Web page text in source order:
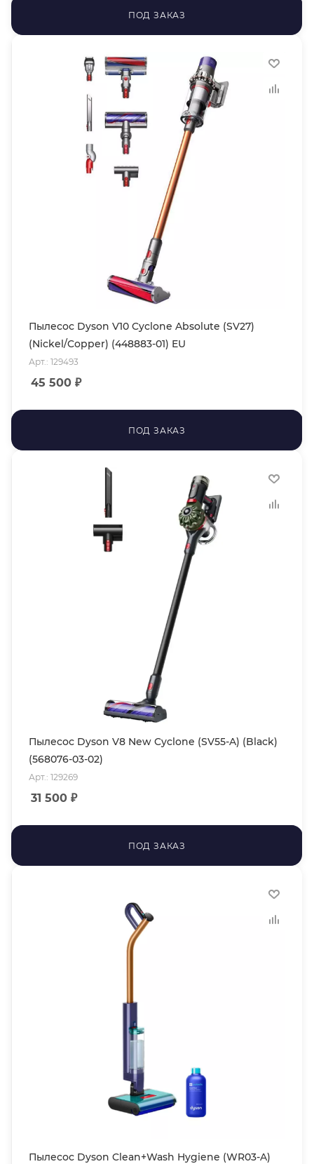
ПОД ЗАКАЗ
Пылесос Dyson V10 Cyclone Absolute (SV27)
(Nickel/Copper) (448883-01) EU
Арт.: 129493
45 500 ₽
ПОД ЗАКАЗ
Пылесос Dyson V8 New Cyclone (SV55-A) (Black)
(568076-03-02)
Арт.: 129269
31 500 ₽
ПОД ЗАКАЗ
Пылесос Dyson Clean+Wash Hygiene (WR03-A)